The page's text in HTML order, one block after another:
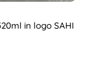
in logo SAHI